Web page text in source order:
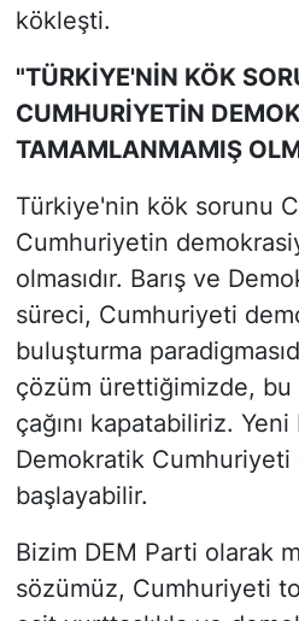
kökleşti.
"TÜRKİYE'NİN KÖK
CUMHURİYETİN
TAMAMLANMAMIŞ
Türkiye'nin kök sorunu
Cumhuriyetin
olmasıdır. Barış ve
süreci, Cumhuriyeti
buluşturma
çözüm ürettiğimizde,
çağını kapatabiliriz.
Demokratik Cumhuriyeti
başlayabilir.
Bizim DEM Parti olarak
sözümüz, Cumhuriyeti